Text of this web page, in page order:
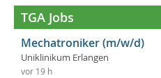
TGA Jobs
Mechatroniker (m/w/d)
Uniklinikum Erlangen
vor 19 h